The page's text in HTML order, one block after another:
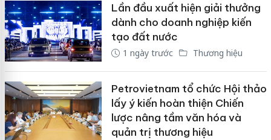
Lần đầu xuất hiện giải thưởng
dành cho doanh nghiệp kiến
tạo đất nước
1 ngày trước Thương hiệu
Petrovietnam tổ chức Hội thảo
lấy ý kiến hoàn thiện Chiến
lược nâng tầm văn hóa và
quản trị thương hiệu